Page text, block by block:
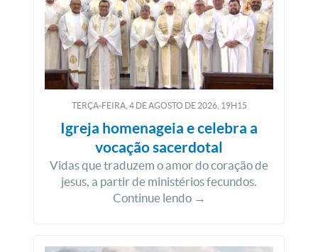
TERÇA-FEIRA, 4DEAGOSTO DE2026, 19H15
Igreja homenageia e celebra a
vocação sacerdotal
Vidas que traduzem o amor do coração de
jesus, a partir de ministérios fecundos.
Continue lendo →